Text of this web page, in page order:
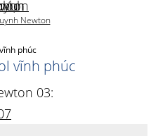
phúc
vĩnh phúc
03:
Newton